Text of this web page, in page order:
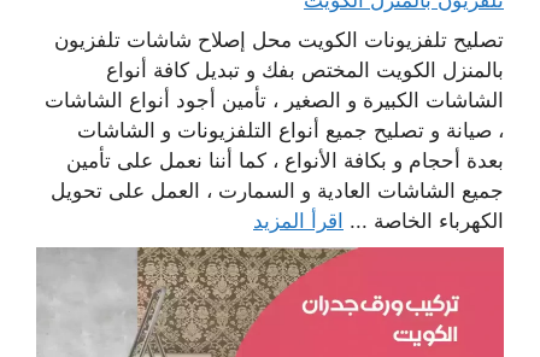
تصليح تلفزيونات الكويت محل إصلاح شاشات تلفزيون
بالمنزل الكويت المختص بفك و تبديل كافة أنواع
الشاشات الكبيرة و الصغير ، تأمين أجود أنواع الشاشات
، صيانة و تصليح جميع أنواع التلفزيونات و الشاشات
بعدة أحجام و بكافة الأنواع ، كما أننا نعمل على تأمين
جميع الشاشات العادية و السمارت ، العمل على تحويل
الكهرباء الخاصة ... اقرأ المزيد